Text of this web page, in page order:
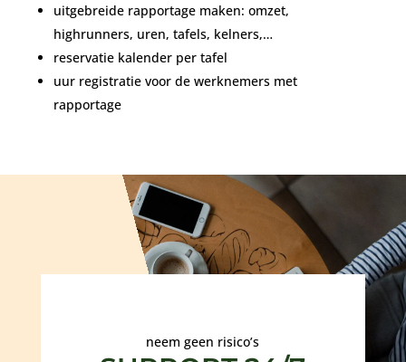
uitgebreide rapportage maken: omzet,
highrunners, uren, tafels, kelners,…
reservatie kalender per tafel
uur registratie voor de werknemers met
rapportage
neem geen risico’s